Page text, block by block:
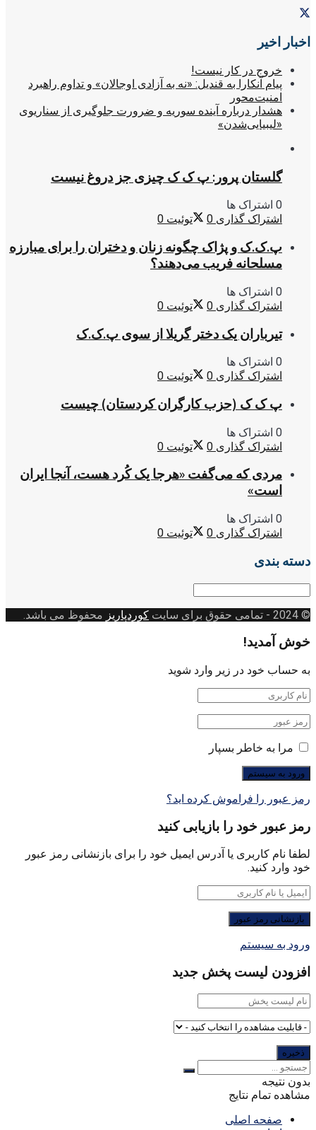
اخبار اخیر
خروج در کار نیست!
پیام آنکارا به قندیل: «نه به آزادی اوجالان» و تداوم راهبرد
امنیت‌محور
هشدار درباره آینده سوریه و ضرورت جلوگیری از سناریوی
«لیبیایی‌شدن»
گلستان پرور: پ ک ک چیزی جز دروغ نیست
0 اشتراک ها
اشتراک گذاری 0 توئیت 0
پ.ک.ک و پژاک چگونه زنان و دختران را برای مبارزه
مسلحانه فریب می‌دهند؟
0 اشتراک ها
اشتراک گذاری 0 توئیت 0
تیرباران یک دختر گریلا از سوی پ.ک.ک
0 اشتراک ها
اشتراک گذاری 0 توئیت 0
پ ک ک (حزب کارگران کردستان) چیست
0 اشتراک ها
اشتراک گذاری 0 توئیت 0
مردی که می‌گفت «هرجا یک کُرد هست، آنجا ایران
است»
0 اشتراک ها
اشتراک گذاری 0 توئیت 0
دسته بندی
دسته
© 2024
- تمامی حقوق برای سایت کوردپاریز محفوظ می باشد.
خوش آمدید!
به حساب خود در زیر وارد شوید
مرا به خاطر بسپار
رمز عبور را فراموش کرده اید؟
رمز عبور خود را بازیابی کنید
لطفا نام کاربری یا آدرس ایمیل خود را برای بازنشانی رمز عبور
خود وارد کنید.
ورود به سیستم
افزودن لیست پخش جدید
بدون نتیجه
مشاهده تمام نتایج
صفحه اصلی